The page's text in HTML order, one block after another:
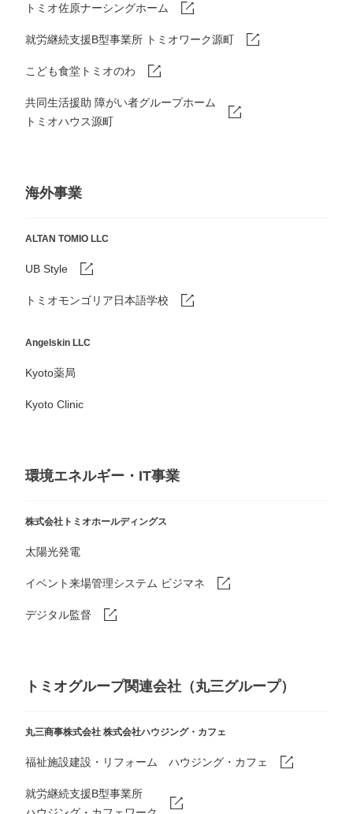
トミオ佐原ナーシングホーム
就労継続支援B型事業所 トミオワーク源町
こども食堂トミオのわ
共同生活援助 障がい者グループホーム
トミオハウス源町
海外事業
ALTAN TOMIO LLC
UB Style
トミオモンゴリア日本語学校
Angelskin LLC
Kyoto薬局
Kyoto Clinic
環境エネルギー・IT事業
株式会社トミオホールディングス
太陽光発電
イベント来場管理システム ビジマネ
デジタル監督
トミオグループ関連会社（丸三グループ）
丸三商事株式会社 株式会社ハウジング・カフェ
福祉施設建設・リフォーム ハウジング・カフェ
就労継続支援B型事業所